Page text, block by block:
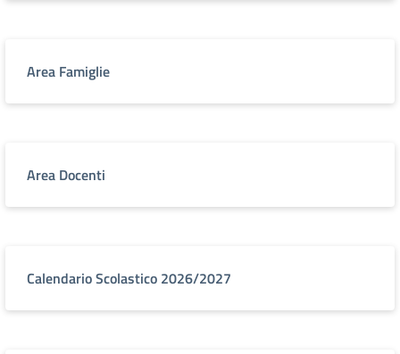
Area Famiglie
Area Docenti
Calendario Scolastico 2026/2027